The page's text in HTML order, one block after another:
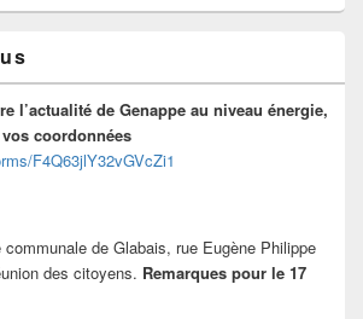
l’actualité de Genappe au niveau énergie,
coordonnées
F4Q63jlY32vGVcZi1
communale de Glabais, rue Eugène Philippe
des citoyens. Remarques pour le 17